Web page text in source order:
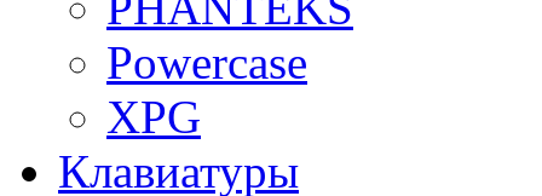
Powercase
XPG
Клавиатуры